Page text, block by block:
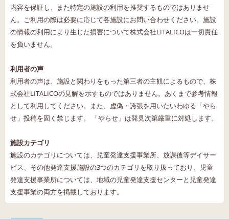
内容を保証し、また特定の施設の利用を推奨するものではありませ
ん。ご利用の際は必要に応じて各施設にお問い合わせください。施設
の情報の利用により生じた損害について株式会社LITALICOは一切責任
を負いません。
利用者の声
利用者の声は、施設と関わりをもった第三者の主観によるもので、株
式会社LITALICOの見解を示すものではありません。あくまで参考情報
として利用してください。また、虚偽・誇張を用いたいわゆる「やら
せ」投稿を固く禁じます。 「やらせ」は発見次第厳重に対処します。
施設カテゴリ
施設のカテゴリについては、児童発達支援事業所、放課後等デイサー
ビス、その他発達支援施設の3つのカテゴリを取り扱っており、児童
発達支援事業所については、地域の児童発達支援センターと児童発達
支援事業の両方を掲載しております。